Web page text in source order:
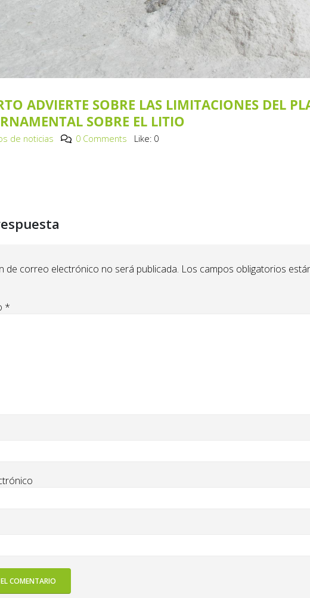
ADVIERTE SOBRE LAS LIMITACIONES DEL
SOBRE EL LITIO
de noticias 0 Comments Like: 0
de correo electrónico no será publicada. Los campos obligatorios
*